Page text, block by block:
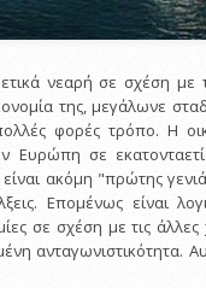
νεαρή σε σχέση με
της, μεγάλωνε
φορές τρόπο. Η
Ευρώπη σε
είναι ακόμη "πρώτης
Επομένως είναι
σε σχέση με τις
ανταγωνιστικότητα.